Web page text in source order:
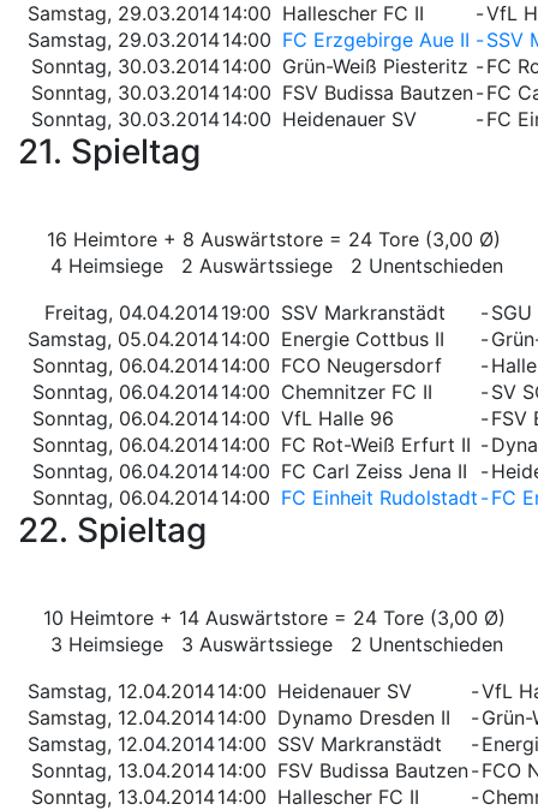
Samstag, 29.03.201414:00 Hallescher FC II -VfL
Samstag, 29.03.201414:00 FC Erzgebirge Aue II -SSV
Sonntag, 30.03.201414:00 Grün-Weiß Piesteritz -FC
Sonntag, 30.03.201414:00 FSV Budissa Bautzen-FC
Sonntag, 30.03.201414:00 Heidenauer SV -FC
21. Spieltag
16 Heimtore + 8 Auswärtstore = 24 Tore (3,00 Ø)
4 Heimsiege 2 Auswärtssiege 2 Unentschieden
Freitag, 04.04.201419:00 SSV Markranstädt -
Samstag, 05.04.201414:00 Energie Cottbus II -
Sonntag, 06.04.201414:00 FCO Neugersdorf -
Sonntag, 06.04.201414:00 Chemnitzer FC II -SV
Sonntag, 06.04.201414:00 VfL Halle 96 -FSV
Sonntag, 06.04.201414:00 FC Rot-Weiß Erfurt II -
Sonntag, 06.04.201414:00 FC Carl Zeiss Jena II -
Sonntag, 06.04.201414:00 FC Einheit Rudolstadt -FC
22. Spieltag
10 Heimtore + 14 Auswärtstore = 24 Tore (3,00 Ø)
3 Heimsiege 3 Auswärtssiege 2 Unentschieden
Samstag, 12.04.201414:00 Heidenauer SV -VfL
Samstag, 12.04.201414:00 Dynamo Dresden II -
Samstag, 12.04.201414:00 SSV Markranstädt -
Sonntag, 13.04.201414:00 FSV Budissa Bautzen-FCO
Sonntag, 13.04.201414:00 Hallescher FC II -